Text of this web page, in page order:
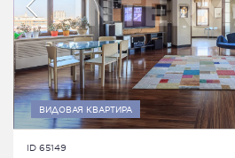
ВИДОВАЯ КВАРТИРА
ID 65149